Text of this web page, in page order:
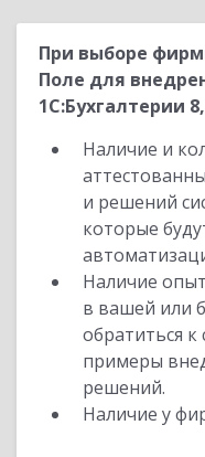
При выборе
Поле для
1С:Бухгалтерии
Наличие и
и решений
которые
Наличие
в вашей или
обратиться
примеры
решений.
Наличие у